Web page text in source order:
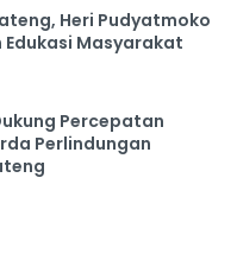
Heri Pudyatmoko
Masyarakat
Percepatan
Perlindungan